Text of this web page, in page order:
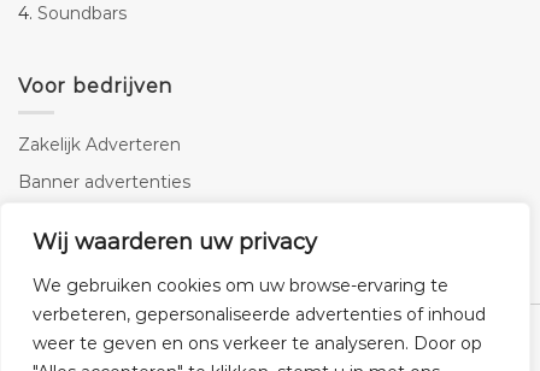
Wij waarderen uw privacy
We gebruiken cookies om uw browse-ervaring te
verbeteren, gepersonaliseerde advertenties of inhoud
weer te geven en ons verkeer te analyseren. Door op
4. Soundbars
Voor bedrijven
Zakelijk Adverteren
Banner advertenties
SEO copywriting